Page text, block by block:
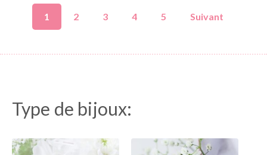
Type de bijoux:
( 34 ) ( 15 )
1 2 3 4 5 Suivant